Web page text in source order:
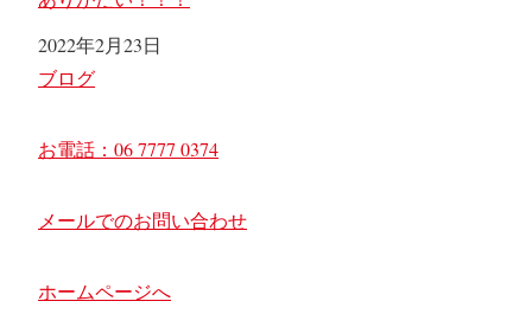
日付
2022年2月23日
関連理由
ブログ
お電話：06 7777 0374
メールでのお問い合わせ
ホームページへ